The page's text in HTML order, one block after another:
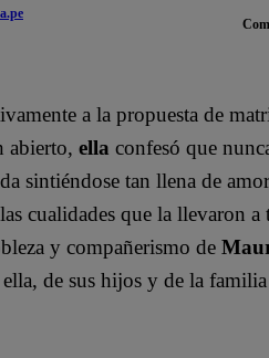
a la propuesta de
abierto, ella confesó que
sintiéndose tan llena de
cualidades que la llevaron a
y compañerismo de
de sus hijos y de la